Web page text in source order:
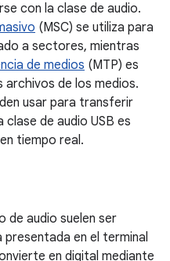
con la clase de audio.
(MSC) se utiliza para
a sectores, mientras
de medios (MTP) es
de los medios.
usar para transferir
de audio USB es
tiempo real.
de audio suelen ser
presentada en el terminal
en digital mediante